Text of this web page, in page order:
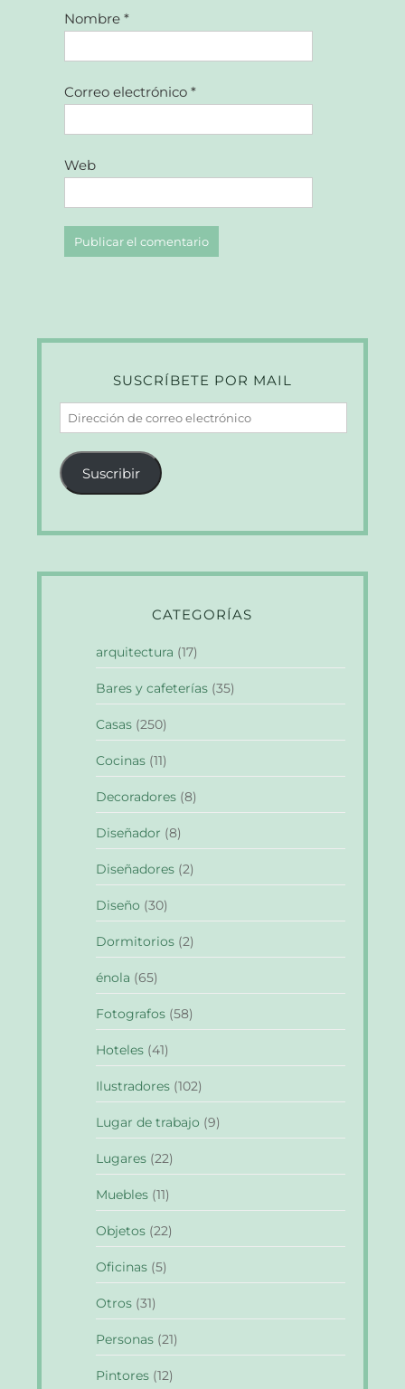
Nombre*
Correo electrónico*
Web
SUSCRÍBETE POR MAIL
Dirección
de
correo
electrónico
Suscribir
CATEGORÍAS
arquitectura (17)
Bares y cafeterías (35)
Casas (250)
Cocinas (11)
Decoradores (8)
Diseñador (8)
Diseñadores (2)
Diseño (30)
Dormitorios (2)
énola (65)
Fotografos (58)
Hoteles (41)
Ilustradores (102)
Lugar de trabajo (9)
Lugares (22)
Muebles (11)
Objetos (22)
Oficinas (5)
Otros (31)
Personas (21)
Pintores (12)